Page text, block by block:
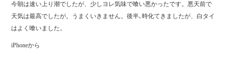
ok r
今朝は速い上り潮でしたが、少しヨレ気味で喰い悪かったです。悪天前で
天気は最高でしたが。うまくいきません。後半､時化てきましたが、白タイ
はよく喰いました。
iPhoneから